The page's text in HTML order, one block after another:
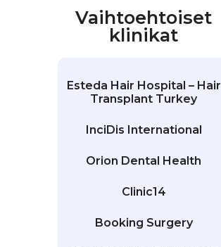
Vaihtoehtoiset
klinikat
Esteda Hair Hospital – Hair
Transplant Turkey
InciDis International
Orion Dental Health
Clinic14
Booking Surgery